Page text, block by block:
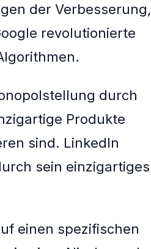
der Verbesserung,
revolutionierte
durch
Produkte
sind. LinkedIn
sein einzigartiges
einen spezifischen